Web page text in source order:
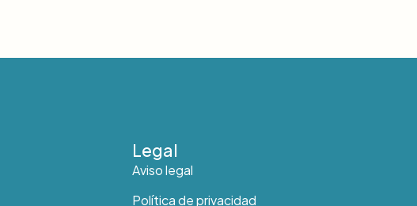
Legal
Aviso legal
Política de privacidad